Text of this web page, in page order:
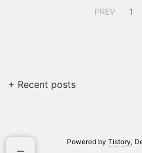
PREV 1
+ Recent posts
Powered by Tistory,